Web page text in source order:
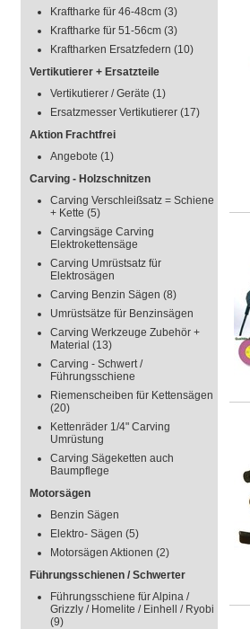
Kraftharke für 46-48cm (3)
Kraftharke für 51-56cm (3)
Kraftharken Ersatzfedern (10)
Vertikutierer + Ersatzteile
Vertikutierer / Geräte (1)
Ersatzmesser Vertikutierer (17)
Aktion Frachtfrei
Angebote (1)
Carving - Holzschnitzen
Carving Verschleißsatz = Schiene
+ Kette (5)
Carvingsäge Carving
Elektrokettensäge
Carving Umrüstsatz für
Elektrosägen
Carving Benzin Sägen (8)
Umrüstsätze für Benzinsägen
Carving Werkzeuge Zubehör +
Material (13)
Carving - Schwert /
Führungsschiene
Riemenscheiben für Kettensägen
(20)
Kettenräder 1/4" Carving
Umrüstung
Carving Sägeketten auch
Baumpflege
Motorsägen
Benzin Sägen
Elektro- Sägen (5)
Motorsägen Aktionen (2)
Führungsschienen / Schwerter
Führungsschiene für Alpina /
Grizzly / Homelite / Einhell / Ryobi
(9)